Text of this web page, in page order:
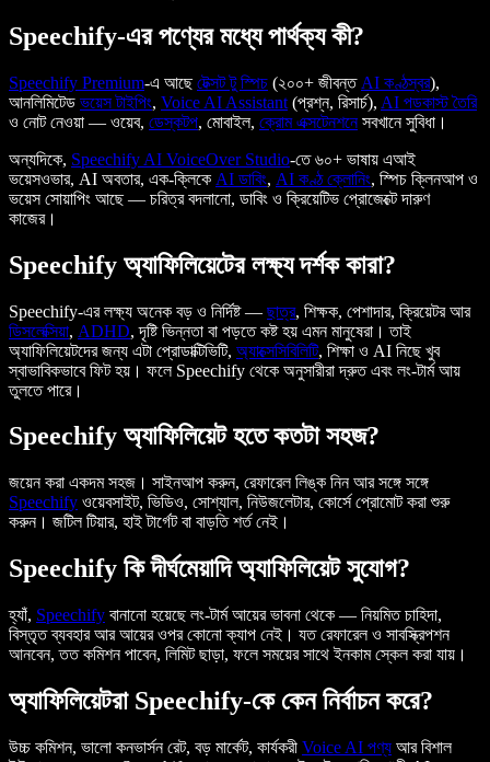
Speechify-এর পণ্যের মধ্যে পার্থক্য কী?
Speechify Premium-এ আছেটেক্সট টু স্পিচ (২০০+ জীবন্ত AI কণ্ঠস্বর),
আনলিমিটেড ভয়েস টাইপিং, Voice AI Assistant (প্রশ্ন, রিসার্চ), AI পডকাস্ট তৈরি
ও নোট নেওয়া — ওয়েব, ডেস্কটপ, মোবাইল, ক্রোম এক্সটেনশনেসবখানে সুবিধা।
অন্যদিকে, Speechify AI VoiceOver Studio-তে ৬০+ ভাষায় এআই
ভয়েসওভার, AI অবতার, এক-ক্লিকে AI ডাবিং, AI কণ্ঠ ক্লোনিং, স্পিচ ক্লিনআপ ও
ভয়েস সোয়াপিং আছে — চরিত্র বদলানো, ডাবিং ও ক্রিয়েটিভ প্রোজেক্টে দারুণ
কাজের।
Speechify অ্যাফিলিয়েটের লক্ষ্য দর্শক কারা?
Speechify-এর লক্ষ্য অনেক বড় ও নির্দিষ্ট — ছাত্র, শিক্ষক, পেশাদার, ক্রিয়েটর আর
ডিসলেক্সিয়া, ADHD, দৃষ্টি ভিন্নতা বা পড়তে কষ্ট হয় এমন মানুষেরা। তাই
অ্যাফিলিয়েটদের জন্য এটা প্রোডাক্টিভিটি, অ্যাক্সেসিবিলিটি, শিক্ষা ও AI নিছে খুব
স্বাভাবিকভাবে ফিট হয়। ফলে Speechify থেকে অনুসারীরা দ্রুত এবং লং-টার্ম আয়
তুলতে পারে।
Speechify অ্যাফিলিয়েট হতে কতটা সহজ?
জয়েন করা একদম সহজ। সাইনআপ করুন, রেফারেল লিঙ্ক নিন আর সঙ্গে সঙ্গে
Speechify ওয়েবসাইট, ভিডিও, সোশ্যাল, নিউজলেটার, কোর্সে প্রোমোট করা শুরু
করুন। জটিল টিয়ার, হাই টার্গেট বা বাড়তি শর্ত নেই।
Speechify কি দীর্ঘমেয়াদি অ্যাফিলিয়েট সুযোগ?
হ্যাঁ, Speechify বানানো হয়েছে লং-টার্ম আয়ের ভাবনা থেকে — নিয়মিত চাহিদা,
বিস্তৃত ব্যবহার আর আয়ের ওপর কোনো ক্যাপ নেই। যত রেফারেল ও সাবস্ক্রিপশন
আনবেন, তত কমিশন পাবেন, লিমিট ছাড়া, ফলে সময়ের সাথে ইনকাম স্কেল করা যায়।
অ্যাফিলিয়েটরা Speechify-কে কেন নির্বাচন করে?
উচ্চ কমিশন, ভালো কনভার্সন রেট, বড় মার্কেট, কার্যকরী Voice AI পণ্য আর বিশাল